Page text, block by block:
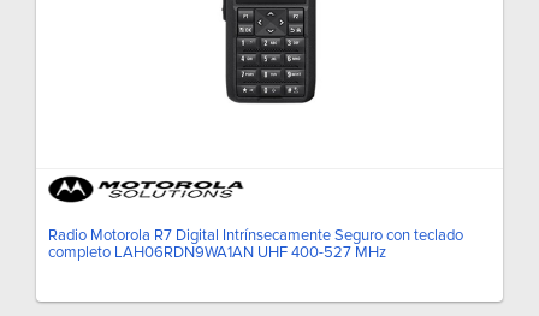
Radio Motorola R7 Digital Intrínsecamente Seguro con teclado
completo LAH06RDN9WA1AN UHF 400-527 MHz